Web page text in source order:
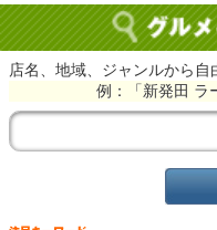
店名、地域、ジャンルから
例：「新発田 ラ